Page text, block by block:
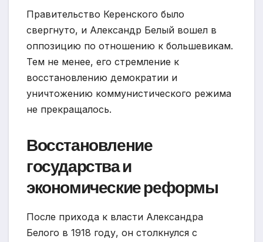
Правительство Керенского было
свергнуто, и Александр Белый вошел в
оппозицию по отношению к большевикам.
Тем не менее, его стремление к
восстановлению демократии и
уничтожению коммунистического режима
не прекращалось.
Восстановление
государства и
экономические реформы
После прихода к власти Александра
Белого в 1918 году, он столкнулся с